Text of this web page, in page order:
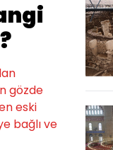
gözde
eski
bağlı ve